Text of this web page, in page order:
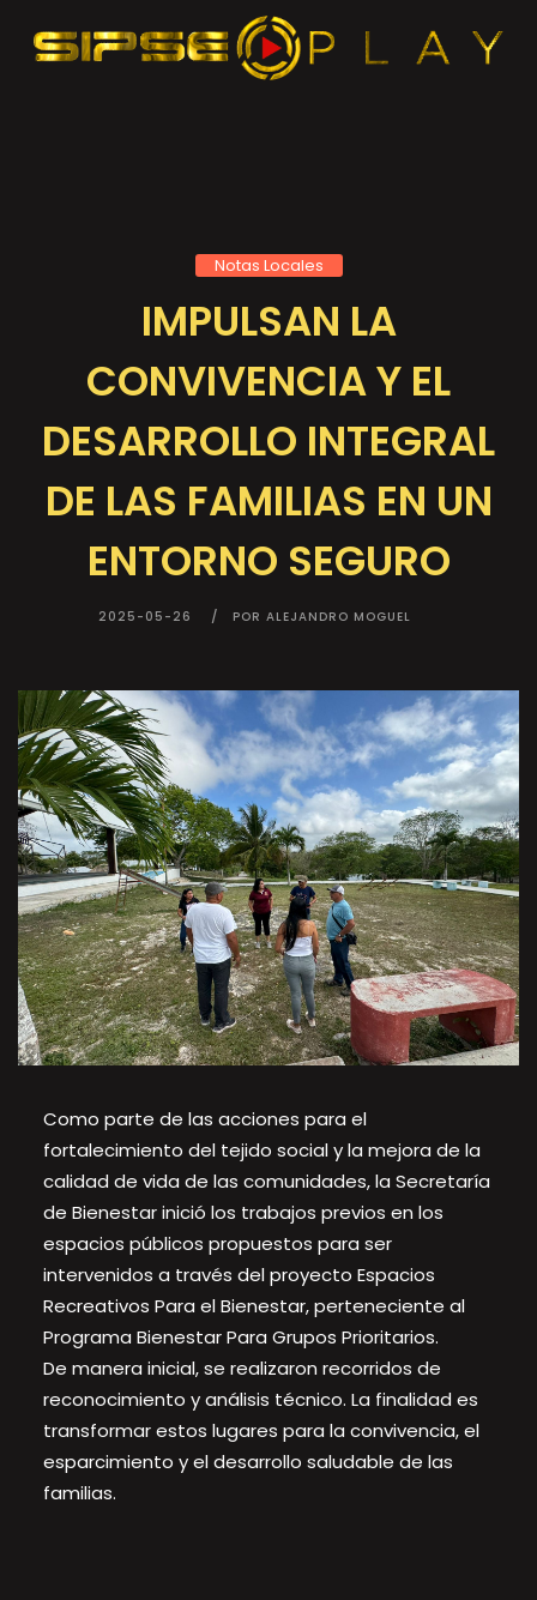
Notas Locales
IMPULSAN LA
CONVIVENCIA Y EL
DESARROLLO INTEGRAL
DE LAS FAMILIAS EN UN
ENTORNO SEGURO
2025-05-26 POR ALEJANDRO MOGUEL
Como parte de las acciones para el
fortalecimiento del tejido social y la mejora de la
calidad de vida de las comunidades, la Secretaría
de Bienestar inició los trabajos previos en los
espacios públicos propuestos para ser
intervenidos a través del proyecto Espacios
Recreativos Para el Bienestar, perteneciente al
Programa Bienestar Para Grupos Prioritarios.
De manera inicial, se realizaron recorridos de
reconocimiento y análisis técnico. La finalidad es
transformar estos lugares para la convivencia, el
esparcimiento y el desarrollo saludable de las
familias.